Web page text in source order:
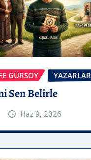
GÜRSOY YAZARLAR
Sen Belirle
Haz 9, 2026